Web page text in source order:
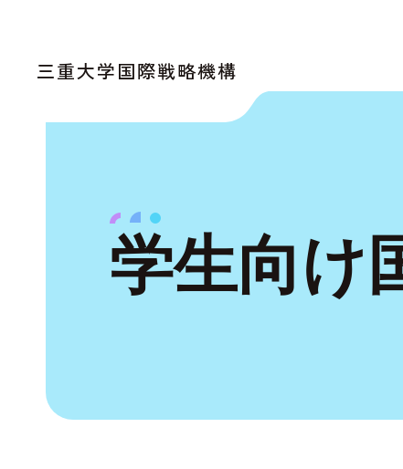
三重大学国際戦略機構
学生向け